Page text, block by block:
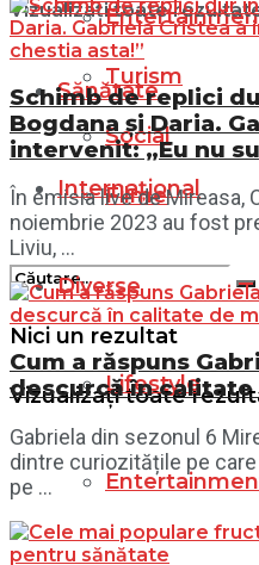
Turism
Social
Filme
Nici un rezultat
Vizualizați toate
Sănătate
Internațional
Diverse
Lifestyle
Vizualizați toate
Schimb de replici
Bogdana și Daria.
intervenit: „Eu nu
În emisia live de Mireasa,
noiembrie 2023 au fost
Liviu, ...
Cum a răspuns
descurcă în calitate
Gabriela din sezonul 6
dintre curiozitățile pe
pe ...